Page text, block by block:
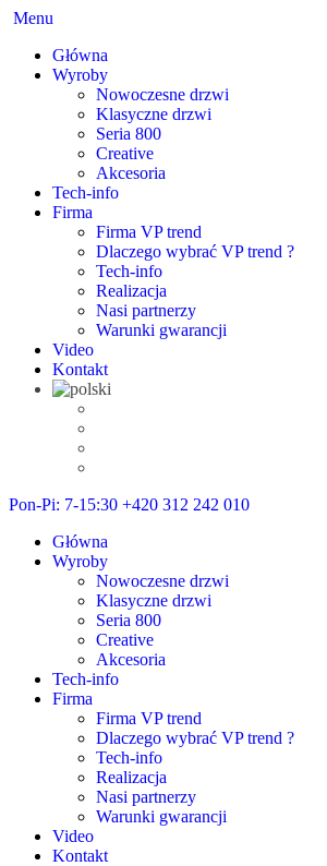
Menu
Główna
Wyroby
Nowoczesne drzwi
Klasyczne drzwi
Seria 800
Creative
Akcesoria
Tech-info
Firma
Firma VP trend
Dlaczego wybrać VP trend ?
Tech-info
Realizacja
Nasi partnerzy
Warunki gwarancji
Video
Kontakt
Pon-Pi: 7-15:30 +420 312 242 010
Główna
Wyroby
Nowoczesne drzwi
Klasyczne drzwi
Seria 800
Creative
Akcesoria
Tech-info
Firma
Firma VP trend
Dlaczego wybrać VP trend ?
Tech-info
Realizacja
Nasi partnerzy
Warunki gwarancji
Video
Kontakt